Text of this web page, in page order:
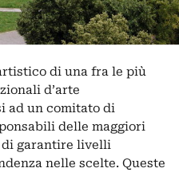
di una fra le più
d’arte
ad un comitato di
delle maggiori
garantire livelli
nelle scelte. Queste